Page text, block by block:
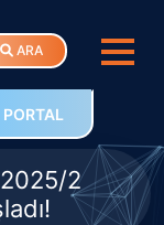
ARA
2025/2